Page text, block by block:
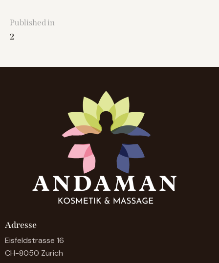
Published in
2
Adresse
Eisfeldstrasse 16
CH-8050 Zürich